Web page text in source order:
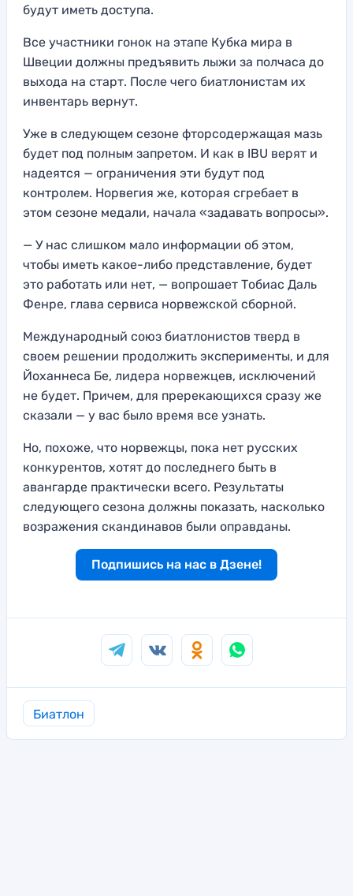
будут иметь доступа.
Все участники гонок на этапе Кубка мира в
Швеции должны предъявить лыжи за полчаса до
выхода на старт. После чего биатлонистам их
инвентарь вернут.
Уже в следующем сезоне фторсодержащая мазь
будет под полным запретом. И как в IBU верят и
надеятся — ограничения эти будут под
контролем. Норвегия же, которая сгребает в
этом сезоне медали, начала «задавать вопросы».
— У нас слишком мало информации об этом,
чтобы иметь какое-либо представление, будет
это работать или нет, — вопрошает Тобиас Даль
Фенре, глава сервиса норвежской сборной.
Международный союз биатлонистов тверд в
своем решении продолжить эксперименты, и для
Йоханнеса Бе, лидера норвежцев, исключений
не будет. Причем, для пререкающихся сразу же
сказали — у вас было время все узнать.
Но, похоже, что норвежцы, пока нет русских
конкурентов, хотят до последнего быть в
авангарде практически всего. Результаты
следующего сезона должны показать, насколько
возражения скандинавов были оправданы.
Подпишись на нас в Дзене!
Биатлон